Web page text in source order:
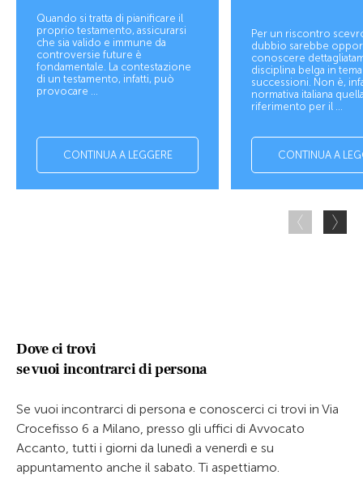
Quando si tratta di pianificare il
proprio testamento, assicurarsi
che sia valido e immune da
controversie future è
fondamentale. La contestazione
di un testamento, infatti, può
provocare ...
CONTINUA A LEGGERE
Per un riscontro
dubbio sarebbe
conoscere
disciplina belga in
successioni. Non è,
normativa italiana
riferimento per il ...
CONTINUA A
Dove ci trovi
se vuoi incontrarci di persona
Se vuoi incontrarci di persona e conoscerci ci trovi in Via
Crocefisso 6 a Milano, presso gli uffici di Avvocato
Accanto, tutti i giorni da lunedì a venerdì e su
appuntamento anche il sabato. Ti aspettiamo.